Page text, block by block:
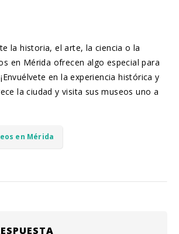
la historia, el arte, la ciencia o la
en Mérida ofrecen algo especial para
en la experiencia histórica y
la ciudad y visita sus museos uno a
en Mérida